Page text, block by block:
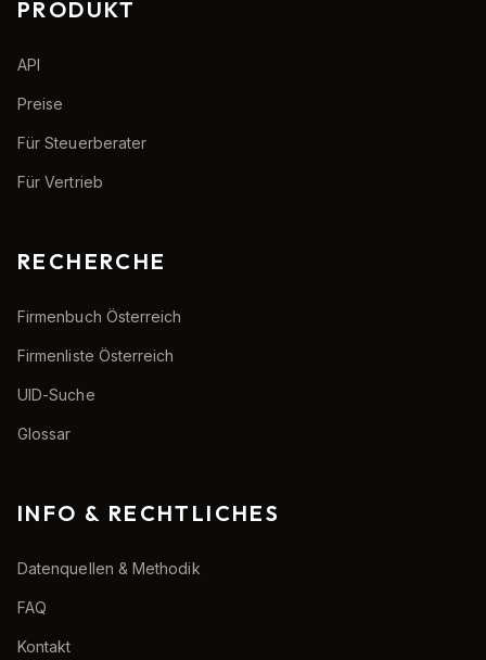
PRODUKT
API
Preise
Für Steuerberater
Für Vertrieb
RECHERCHE
Firmenbuch Österreich
Firmenliste Österreich
UID-Suche
Glossar
INFO & RECHTLICHES
Datenquellen & Methodik
FAQ
Kontakt